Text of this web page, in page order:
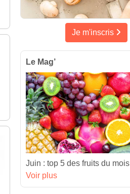
Je m'inscris
Le Mag’
Juin : top 5 des fruits du mois
Voir plus